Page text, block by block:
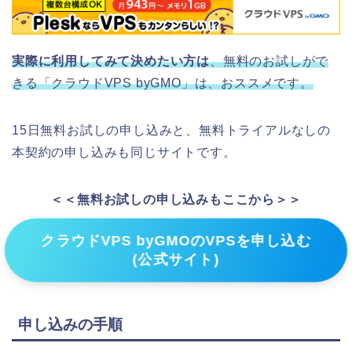
実際に利用してみて決めたい方は、無料のお試しがで
きる「クラウドVPS byGMO」は、おススメです。
15日無料お試しの申し込みと、無料トライアルなしの
本契約の申し込みも同じサイトです。
＜＜無料お試しの申し込みもここから＞＞
クラウドVPS byGMOのVPSを申し込む
(公式サイト)
申し込みの手順